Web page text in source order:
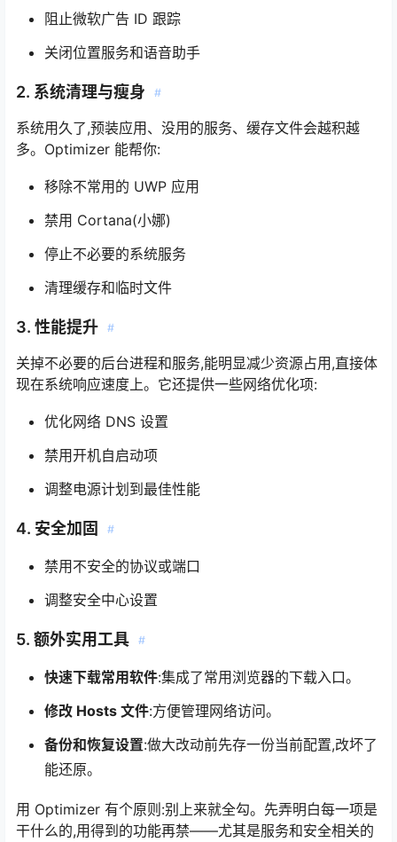
阻止微软广告 ID 跟踪
关闭位置服务和语音助手
2. 系统清理与瘦身 #
系统用久了,预装应用、没用的服务、缓存文件会越积越
多。Optimizer 能帮你:
移除不常用的 UWP 应用
禁用 Cortana(小娜)
停止不必要的系统服务
清理缓存和临时文件
3. 性能提升 #
关掉不必要的后台进程和服务,能明显减少资源占用,直接体
现在系统响应速度上。它还提供一些网络优化项:
优化网络 DNS 设置
禁用开机自启动项
调整电源计划到最佳性能
4. 安全加固 #
禁用不安全的协议或端口
调整安全中心设置
5. 额外实用工具 #
快速下载常用软件:集成了常用浏览器的下载入口。
修改 Hosts 文件:方便管理网络访问。
备份和恢复设置:做大改动前先存一份当前配置,改坏了
能还原。
用 Optimizer 有个原则:别上来就全勾。先弄明白每一项是
干什么的,用得到的功能再禁——尤其是服务和安全相关的